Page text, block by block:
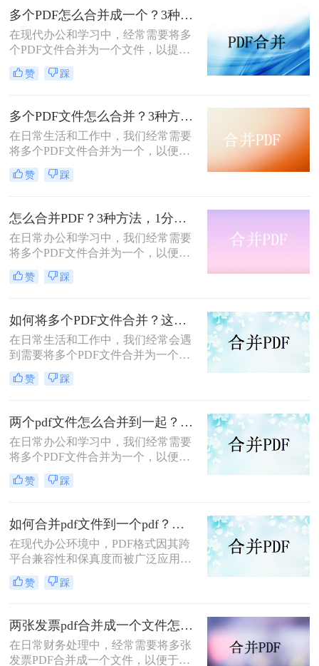
两个PDF文件呢？本文将介绍三种合
并PDF文件的方法。
多个PDF怎么合并成一个？3种方法，1分钟全搞定！！
在现代办公和学习中，经常需要将多
个PDF文件合并为一个文件，以提高
文档管理的便利性和效率。那么多个
pdf怎么合并成一个pdf呢？本文将介
赞 踩
多个PDF文件怎么合并？3种方法，1分钟轻松搞定！!
在日常生活和工作中，我们经常需要
将多个PDF文件合并为一个，以便于
分享、存档或打印。那么如何合并pdf
文件呢？本文将介绍三种常用的PDF
赞 踩
怎么合并PDF？3种方法，1分钟轻松搞定！！
在日常办公和学习中，我们经常需要
将多个PDF文件合并为一个，以便于
分享、存储和管理。那么怎么合并pdf
呢？本文将介绍四种合并PDF的方
任务。
赞 踩
如何将多个PDF文件合并？这两个高效方法帮你解决！
在日常生活和工作中，我们经常会遇
到需要将多个PDF文件合并为一个的
情况，以便于查阅、分享或存档。那
么如何将多个PDF文件合并呢？本文
赞 踩
两个pdf文件怎么合并到一起？这三种合并方法超实用！
在日常办公和学习中，我们经常需要
将多个PDF文件合并为一个，以便于
阅读、分享或存档。那么两个pdf文件
怎么合并到一起呢？本文将介绍三种
赞 踩
如何合并pdf文件到一个pdf？分享三种不同的方法来帮助您轻松合并！
在现代办公环境中，PDF格式因其跨
平台兼容性和保真度而被广泛应用于
文档管理和分享。然而，当需要整合
多个PDF文件时，找到一种简单且有
何合并pdf文件到一个pdf呢？本文将
介绍三种不同的方法来帮助您轻松地
将多个PDF文件合并成一个PDF文
件。
赞 踩
两张发票pdf合并成一个文件怎么弄？掌握这3种方法轻松合并！
在日常财务处理中，经常需要将多张
发票PDF合并成一个文件，以便于归